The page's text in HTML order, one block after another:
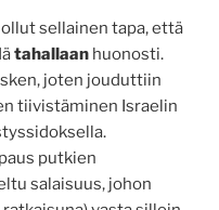
sellainen tapa, että
tahallaan huonosti.
joten jouduttiin
tiivistäminen Israelin
putkien
salaisuus, johon